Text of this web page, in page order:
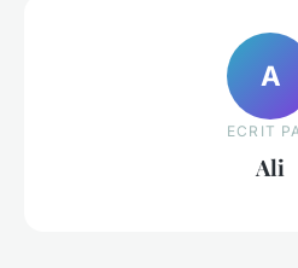
A
ECRIT
Ali